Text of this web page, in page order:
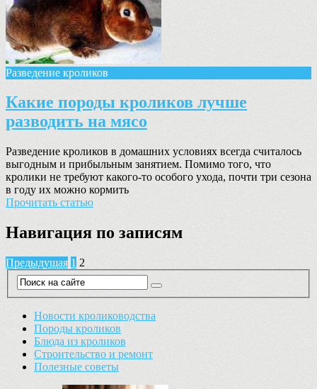
Разведение кроликов
Какие породы кроликов лучше
разводить на мясо
Разведение кроликов в домашних условиях всегда считалось
выгодным и прибыльным занятием. Помимо того, что
кролики не требуют какого-то особого ухода, почти три сезона
в году их можно кормить
Прочитать статью
Навигация по записям
Предыдущая 1 2
Новости кролиководства
Породы кроликов
Блюда из кроликов
Строительство и ремонт
Полезные советы